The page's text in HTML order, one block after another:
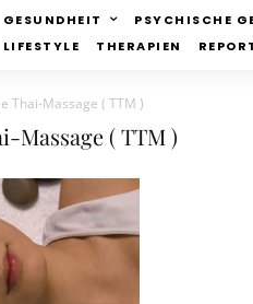
GESUNDHEIT PSYCHISCHE
LIFESTYLE
THERAPIEN
Thai-Massage ( TTM )
Massage ( TTM )